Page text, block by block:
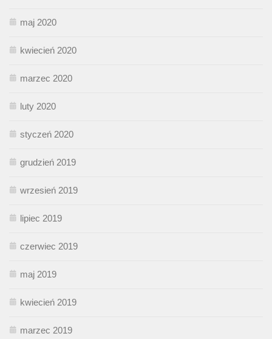
maj 2020
kwiecień 2020
marzec 2020
luty 2020
styczeń 2020
grudzień 2019
wrzesień 2019
lipiec 2019
czerwiec 2019
maj 2019
kwiecień 2019
marzec 2019